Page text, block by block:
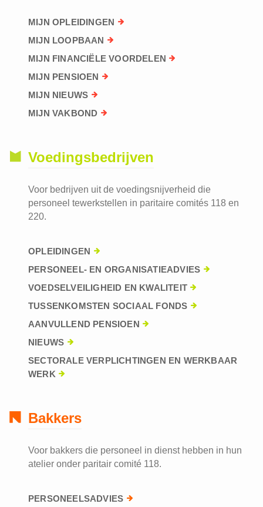
MIJN OPLEIDINGEN
MIJN LOOPBAAN
MIJN FINANCIËLE VOORDELEN
MIJN PENSIOEN
MIJN NIEUWS
MIJN VAKBOND
Voedingsbedrijven
Voor bedrijven uit de voedingsnijverheid die
personeel tewerkstellen in paritaire comités 118 en
220.
OPLEIDINGEN
PERSONEEL- EN ORGANISATIEADVIES
VOEDSELVEILIGHEID EN KWALITEIT
TUSSENKOMSTEN SOCIAAL FONDS
AANVULLEND PENSIOEN
NIEUWS
SECTORALE VERPLICHTINGEN EN WERKBAAR
WERK
Bakkers
Voor bakkers die personeel in dienst hebben in hun
atelier onder paritair comité 118.
PERSONEELSADVIES